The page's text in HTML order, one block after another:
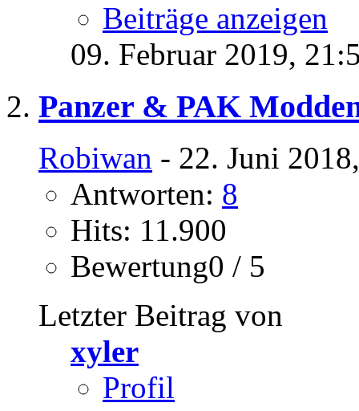
Beiträge anzeigen
09. Februar 2019,
Panzer & PAK
Robiwan - 22. Juni
Antworten: 8
Hits: 11.900
Bewertung0 / 5
Letzter Beitrag von
xyler
Profil